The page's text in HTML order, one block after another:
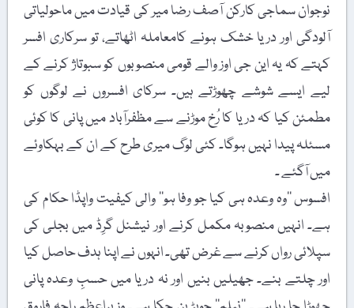
نوجوان سماجی کارکن آصف رضا میر کی قیادت میں ماحولیاتی
آلودگی اور دریا خشک ہونے کامعاملہ اٹھاتے، تو سرکاری افسر
کہتے کہ یہ این جی اوز والے قومی منصوبوں کو سبوتاژ کرنے کے
لیے ایسے شوشے چھوڑتے ہیں۔ سرکای افسروں نے لوگوں کو
مطمئن کیا کہ دریا کا رُخ موڑنے سے مظفرآباد میں پانی کا کوئی
مسئلہ پیدا نہیں ہوگا۔ کئی لوگ میری طرح کے ان کے بہکاوئے
میں آگئے ۔
افسوس ’’وہ وعدہ ہی کیا جو وفا ہو‘‘ والی کیفیت واپڈا حکام کی
ہے۔ انہیں منصوبہ مکمل کرنے اور نیشنل گرِڈ میں بجلی کی
سپلائی رواں کرنے سے غرض تھی۔ انہوں نے اپنا ہدف حاصل کیا
اور چلتے بنے۔ جھیلیں بنیں اور نہ دریا میں حسبِ وعدہ پانی